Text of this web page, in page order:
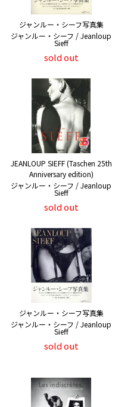
ジャンルー・シーフ写真集
ジャンルー・シーフ / Jeanloup
Sieff
sold out
JEANLOUP SIEFF (Taschen 25th
Anniversary edition)
ジャンルー・シーフ / Jeanloup
Sieff
sold out
ジャンルー・シーフ写真集
ジャンルー・シーフ / Jeanloup
Sieff
sold out